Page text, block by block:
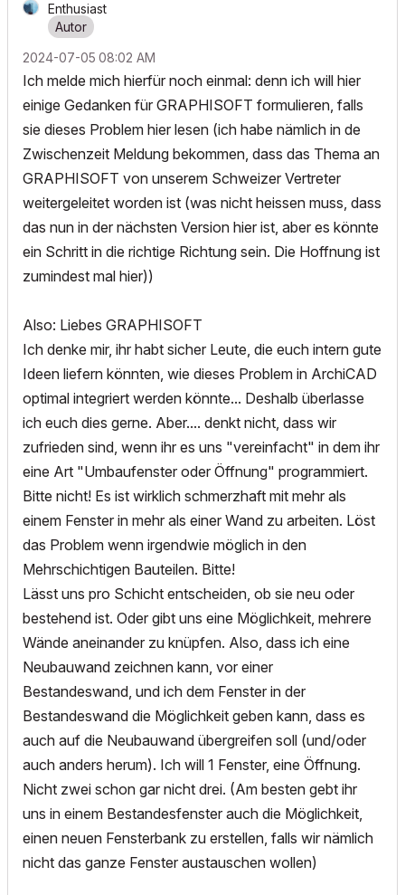
Enthusiast
‎2024-07-05 08:02 AM
Ich melde mich hierfür noch einmal: denn ich will hier
einige Gedanken für GRAPHISOFT formulieren, falls
sie dieses Problem hier lesen (ich habe nämlich in de
Zwischenzeit Meldung bekommen, dass das Thema an
GRAPHISOFT von unserem Schweizer Vertreter
weitergeleitet worden ist (was nicht heissen muss, dass
das nun in der nächsten Version hier ist, aber es könnte
ein Schritt in die richtige Richtung sein. Die Hoffnung ist
zumindest mal hier))
Also: Liebes GRAPHISOFT
Ich denke mir, ihr habt sicher Leute, die euch intern gute
Ideen liefern könnten, wie dieses Problem in ArchiCAD
optimal integriert werden könnte... Deshalb überlasse
ich euch dies gerne. Aber.... denkt nicht, dass wir
zufrieden sind, wenn ihr es uns "vereinfacht" in dem ihr
eine Art "Umbaufenster oder Öffnung" programmiert.
Bitte nicht! Es ist wirklich schmerzhaft mit mehr als
einem Fenster in mehr als einer Wand zu arbeiten. Löst
das Problem wenn irgendwie möglich in den
Mehrschichtigen Bauteilen. Bitte!
Lässt uns pro Schicht entscheiden, ob sie neu oder
bestehend ist. Oder gibt uns eine Möglichkeit, mehrere
Wände aneinander zu knüpfen. Also, dass ich eine
Neubauwand zeichnen kann, vor einer
Bestandeswand, und ich dem Fenster in der
Bestandeswand die Möglichkeit geben kann, dass es
auch auf die Neubauwand übergreifen soll (und/oder
auch anders herum). Ich will 1 Fenster, eine Öffnung.
Nicht zwei schon gar nicht drei. (Am besten gebt ihr
uns in einem Bestandesfenster auch die Möglichkeit,
einen neuen Fensterbank zu erstellen, falls wir nämlich
nicht das ganze Fenster austauschen wollen)